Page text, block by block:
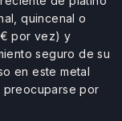
quincenal o
por vez) y
seguro de su
en este metal
preocuparse por